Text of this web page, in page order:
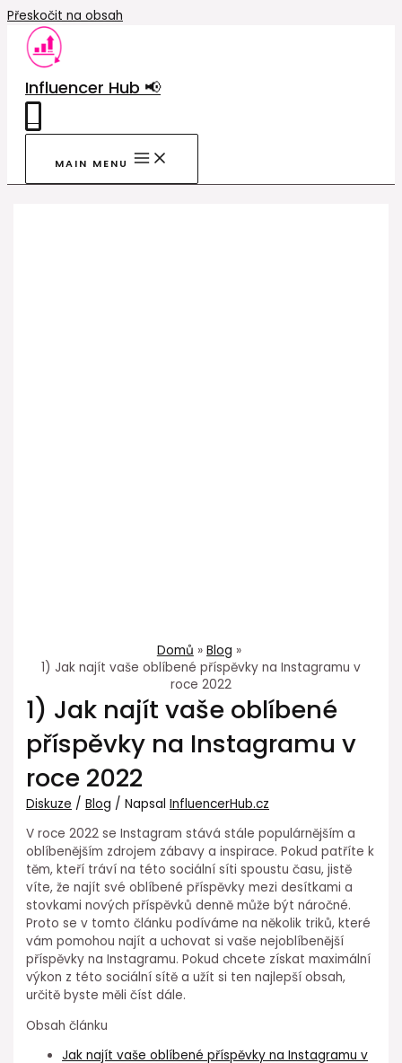
Přeskočit na obsah
Influencer Hub 📢
MAIN MENU
Domů
Blog
1) Jak najít vaše oblíbené příspěvky na Instagramu v
roce 2022
1) Jak najít vaše oblíbené
příspěvky na Instagramu v
roce 2022
Diskuze /Blog / NapsalInfluencerHub.cz
V roce 2022 se Instagram stává stále populárnějším a
oblíbenějším zdrojem zábavy a inspirace. Pokud patříte k
těm, kteří tráví na této sociální síti spoustu času, jistě
víte, že najít své oblíbené příspěvky mezi desítkami a
stovkami nových příspěvků denně může být náročné.
Proto se v tomto článku podíváme na několik triků, které
vám pomohou najít a uchovat si vaše nejoblíbenější
příspěvky na Instagramu. Pokud chcete získat maximální
výkon z této sociální sítě a užít si ten najlepší obsah,
určitě byste měli číst dále.
Obsah článku
Jak najít vaše oblíbené příspěvky na Instagramu v